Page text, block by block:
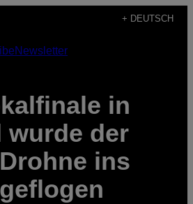
+ DEUTSCH
Newsletter
in
wurde der
ins